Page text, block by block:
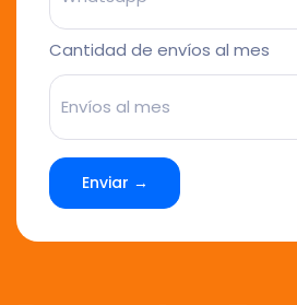
Cantidad de envíos al mes
Enviar →